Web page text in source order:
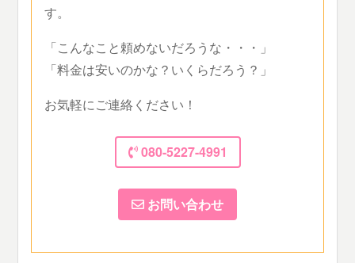
す。
「こんなこと頼めないだろうな・・・」
「料金は安いのかな？いくらだろう？」
お気軽にご連絡ください！
080-5227-4991
お問い合わせ